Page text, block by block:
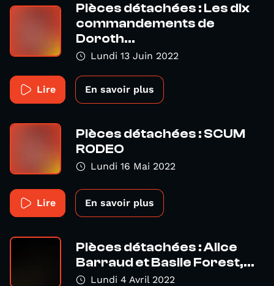
Pièces détachées : Les dix
commandements de
Doroth...
Lundi 13 Juin 2022
Lire En savoir plus
Pièces détachées : SCUM
RODEO
Lundi 16 Mai 2022
Lire En savoir plus
Pièces détachées : Alice
Barraud et Basile Forest,...
Lundi 4 Avril 2022